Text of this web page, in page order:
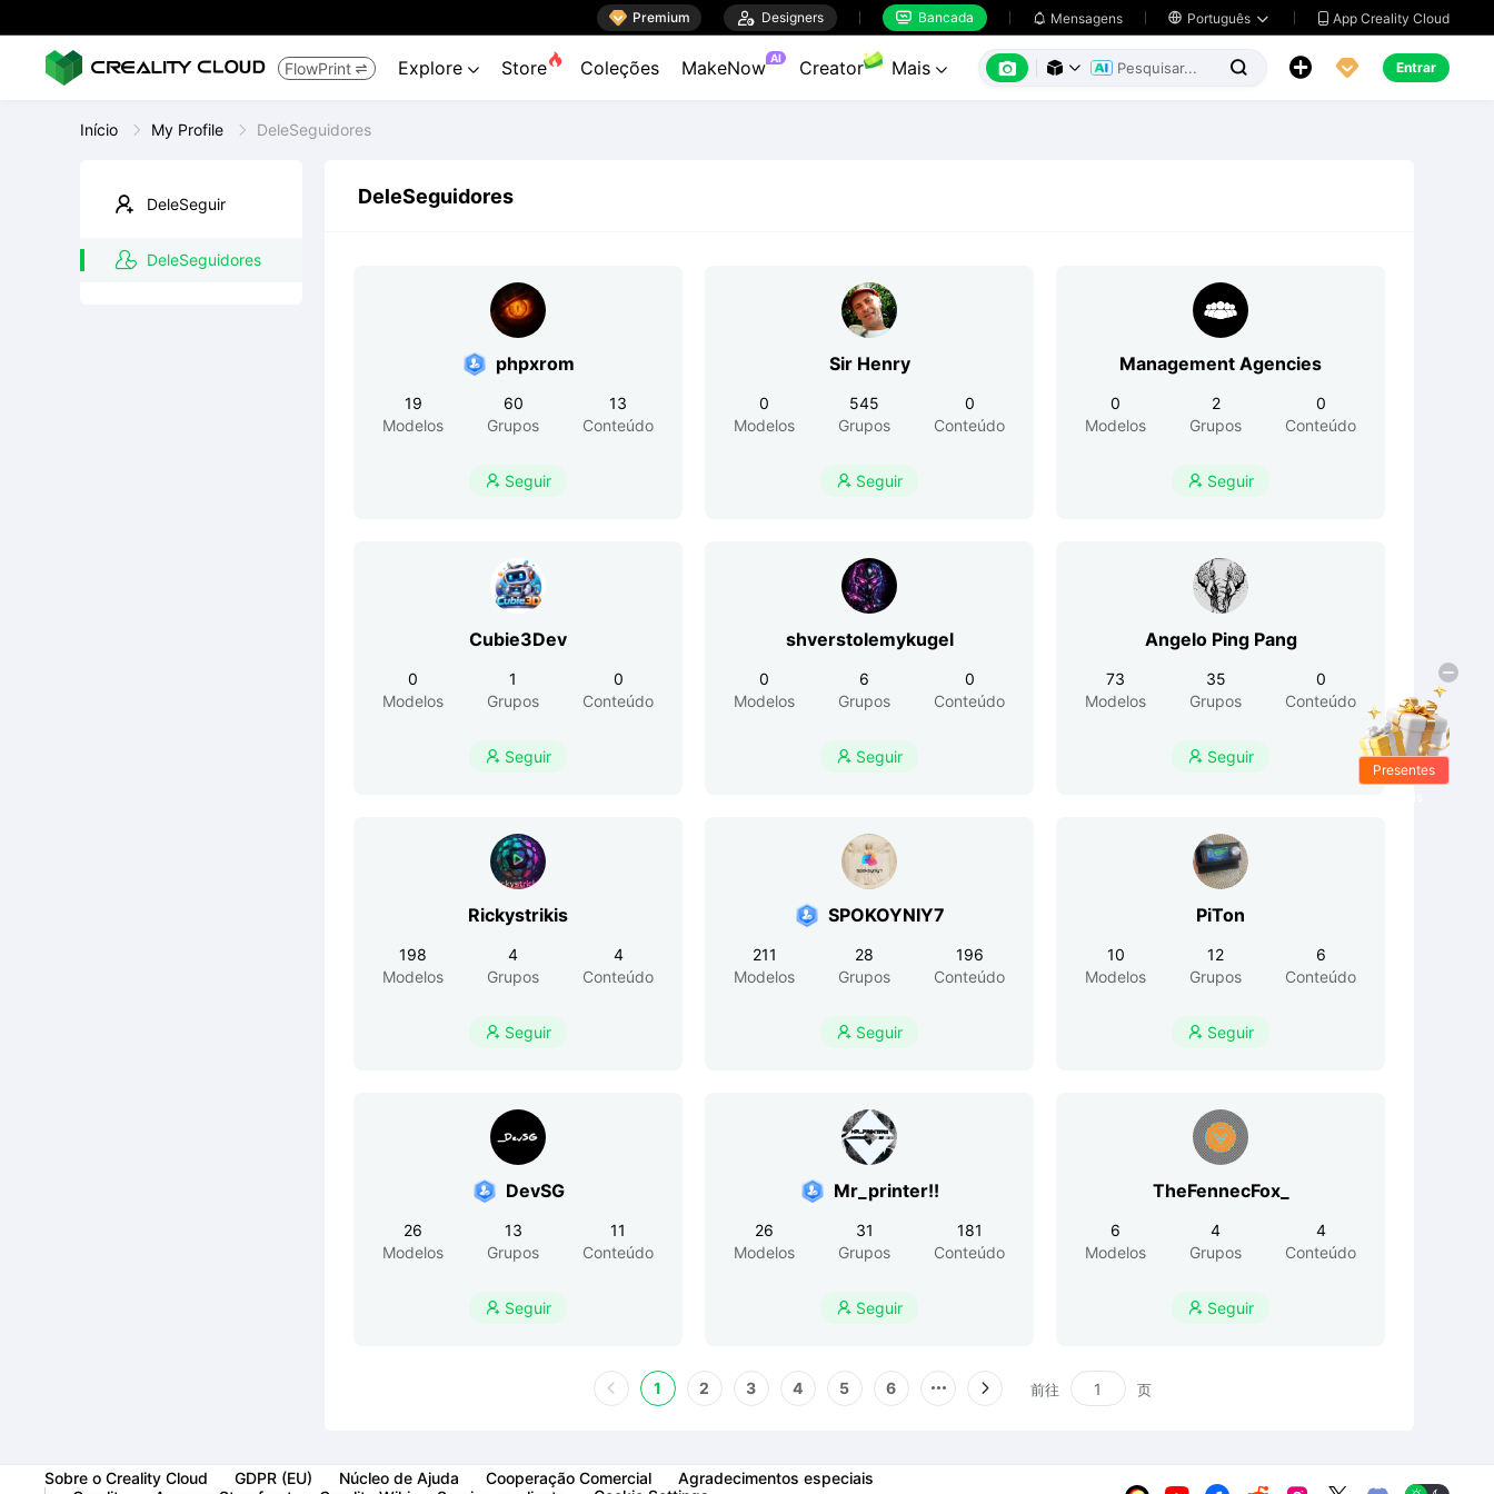
 Premium  Designers  Bancada  Mensagens  Português   App Creality Cloud
FlowPrint  Explore  Store Coleções MakeNow AI Creator Mais        Entrar
Início My Profile DeleSeguidores
DeleSeguir
DeleSeguidores
DeleSeguidores
phpxrom
19
Modelos
60
Grupos
13
Conteúdo
 Seguir
Sir Henry
0
Modelos
545
Grupos
0
Conteúdo
 Seguir
Management Agencies
0
Modelos
2
Grupos
0
Conteúdo
 Seguir
Cubie3Dev
0
Modelos
1
Grupos
0
Conteúdo
 Seguir
shverstolemykugel
0
Modelos
6
Grupos
0
Conteúdo
 Seguir
Angelo Ping Pang
73
Modelos
35
Grupos
0
Conteúdo
 Seguir
Rickystrikis
198
Modelos
4
Grupos
4
Conteúdo
 Seguir
SPOKOYNIY7
211
Modelos
28
Grupos
196
Conteúdo
 Seguir
PiTon
10
Modelos
12
Grupos
6
Conteúdo
 Seguir
DevSG
26
Modelos
13
Grupos
11
Conteúdo
 Seguir
Mr_printer!!
26
Modelos
31
Grupos
181
Conteúdo
 Seguir
TheFennecFox_
6
Modelos
4
Grupos
4
Conteúdo
 Seguir
1 2 3 4 5 6 前往 页
Sobre o Creality Cloud GDPR (EU) Núcleo de Ajuda Cooperação Comercial
Agradecimentos especiais
Presentes